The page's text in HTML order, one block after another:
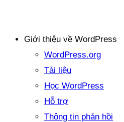
Giới thiệu về WordPress
WordPress.org
Tài liệu
Học WordPress
Hỗ trợ
Thông tin phản hồi